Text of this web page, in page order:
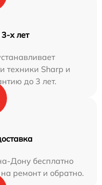
х лет
техники Sharp и
до 3 лет.
Дону бесплатно
ремонт и обратно.